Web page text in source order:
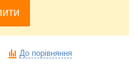
До порівняння